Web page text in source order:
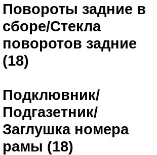
Повороты задние в
сборе/Стекла
поворотов задние
(18)
Подклювник/
Подгазетник/
Заглушка номера
рамы (18)